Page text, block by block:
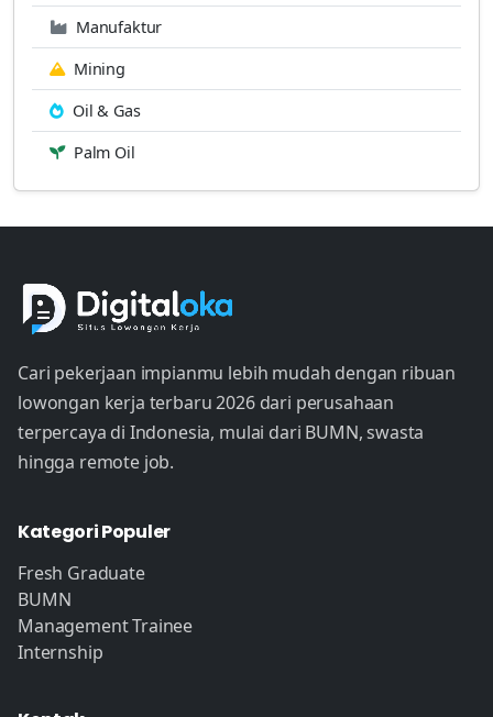
Manufaktur
Mining
Oil & Gas
Palm Oil
Cari pekerjaan impianmu lebih mudah dengan ribuan
lowongan kerja terbaru 2026 dari perusahaan
terpercaya di Indonesia, mulai dari BUMN, swasta
hingga remote job.
Kategori Populer
Fresh Graduate
BUMN
Management Trainee
Internship